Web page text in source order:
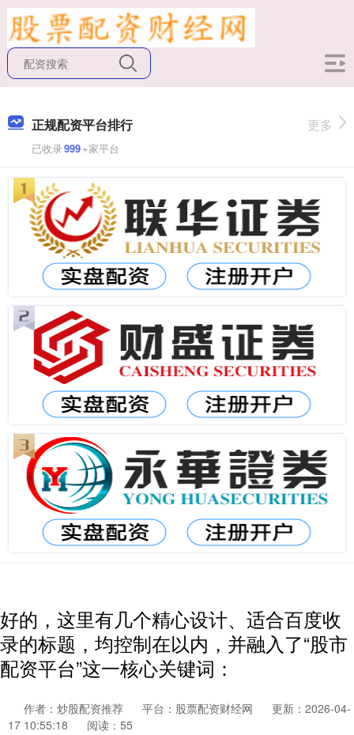
正规配资平台排行
已收录999+家平台
更多
好的，这里有几个精心设计、适合百度收
录的标题，均控制在以内，并融入了“股市
配资平台”这一核心关键词：
作者：炒股配资推荐 平台：股票配资财经网
更新：2026-04-
17 10:55:18
阅读：55